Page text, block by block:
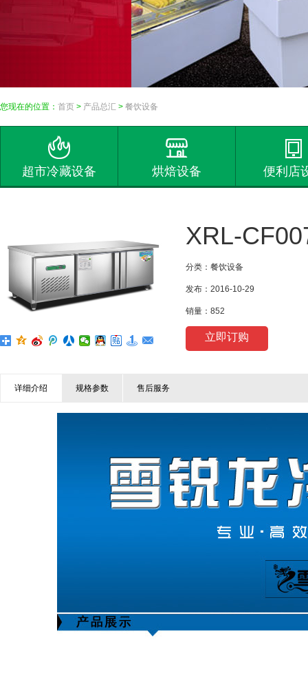
您现在的位置： 首页 > 产品总汇 > 餐饮设备
超市冷藏设备 烘焙设备 便利店
XRL-
分类：餐饮设备
发布：2016-10-29
销量：852
立即订购
详细介绍 规格参数 售后服务